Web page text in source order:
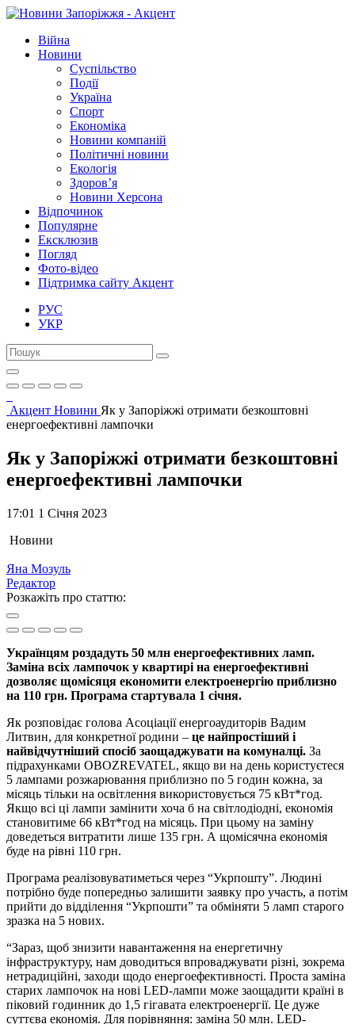
Війна
Новини
Суспільство
Події
Україна
Спорт
Економіка
Новини компаній
Політичні новини
Екологія
Здоров’я
Новини Херсона
Відпочинок
Популярне
Ексклюзив
Погляд
Фото-відео
Підтримка сайту Акцент
РУС
УКР
Акцент Новини Як у Запоріжжі отримати безкоштовні
енергоефективні лампочки
Як у Запоріжжі отримати безкоштовні
енергоефективні лампочки
17:01 1 Січня 2023
Новини
Яна Мозуль
Редактор
Розкажіть про статтю:
Українцям роздадуть 50 млн енергоефективних ламп.
Заміна всіх лампочок у квартирі на енергоефективні
дозволяє щомісяця економити електроенергію приблизно
на 110 грн. Програма стартувала 1 січня.
Як розповідає голова Асоціації енергоаудиторів Вадим
Литвин, для конкретної родини – це найпростіший і
найвідчутніший спосіб заощаджувати на комуналці. За
підрахунками OBOZREVATEL, якщо ви на день користуєтеся
5 лампами розжарювання приблизно по 5 годин кожна, за
місяць тільки на освітлення використовується 75 кВт*год.
Якщо всі ці лампи замінити хоча б на світлодіодні, економія
становитиме 66 кВт*год на місяць. При цьому на заміну
доведеться витратити лише 135 грн. А щомісячна економія
буде на рівні 110 грн.
Програма реалізовуватиметься через “Укрпошту”. Людині
потрібно буде попередньо залишити заявку про участь, а потім
прийти до відділення “Укрпошти” та обміняти 5 ламп старого
зразка на 5 нових.
“Зараз, щоб знизити навантаження на енергетичну
інфраструктуру, нам доводиться впроваджувати різні, зокрема
нетрадиційні, заходи щодо енергоефективності. Проста заміна
старих лампочок на нові LED-лампи може заощадити країні в
піковий годинник до 1,5 гігавата електроенергії. Це дуже
суттєва економія. Для порівняння: заміна 50 млн. LED-